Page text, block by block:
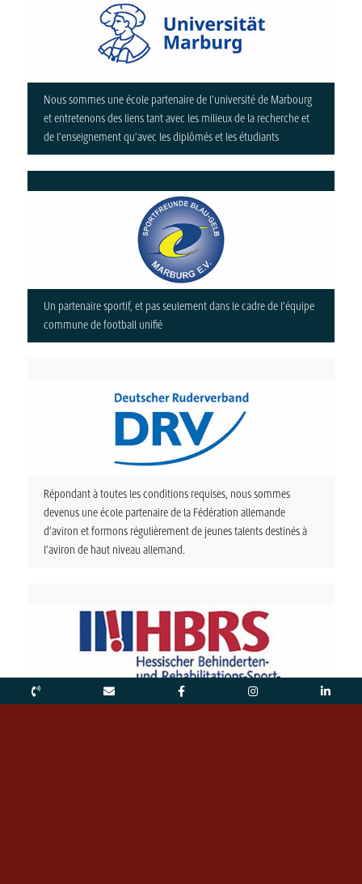
Nous sommes une école partenaire de l’université de Marbourg
et entretenons des liens tant avec les milieux de la recherche et
de l’enseignement qu’avec les diplômés et les étudiants
Un partenaire sportif, et pas seulement dans le cadre de l’équipe
commune de football unifié
Répondant à toutes les conditions requises, nous sommes
devenus une école partenaire de la Fédération allemande
d’aviron et formons régulièrement de jeunes talents destinés à
l’aviron de haut niveau allemand.